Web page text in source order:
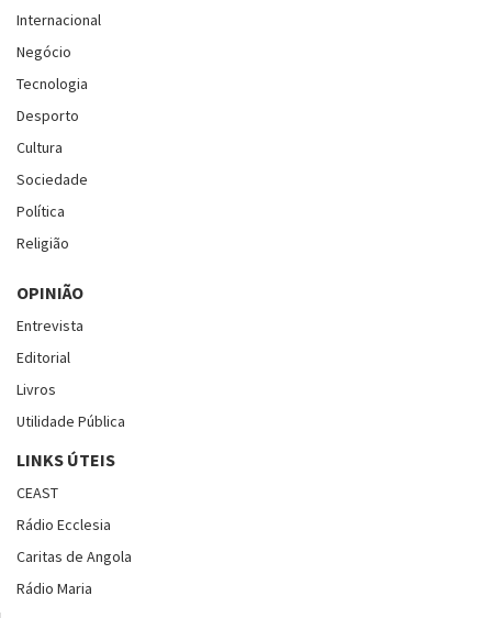
Internacional
Negócio
Tecnologia
Desporto
Cultura
Sociedade
Política
Religião
OPINIÃO
Entrevista
Editorial
Livros
Utilidade Pública
LINKS ÚTEIS
CEAST
Rádio Ecclesia
Caritas de Angola
Rádio Maria